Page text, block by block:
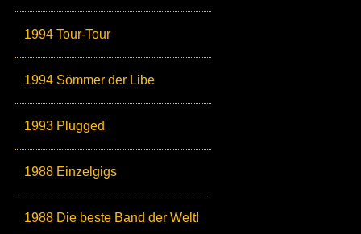
1994 Tour-Tour
1994 Sömmer der Libe
1993 Plugged
1988 Einzelgigs
1988 Die beste Band der Welt!